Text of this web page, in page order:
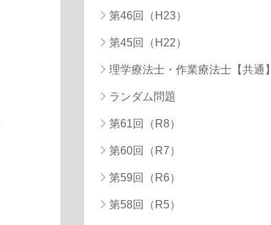
第46回（H23）
第45回（H22）
理学療法士・作業療法士【共通】
ランダム問題
第61回（R8）
第60回（R7）
第59回（R6）
第58回（R5）